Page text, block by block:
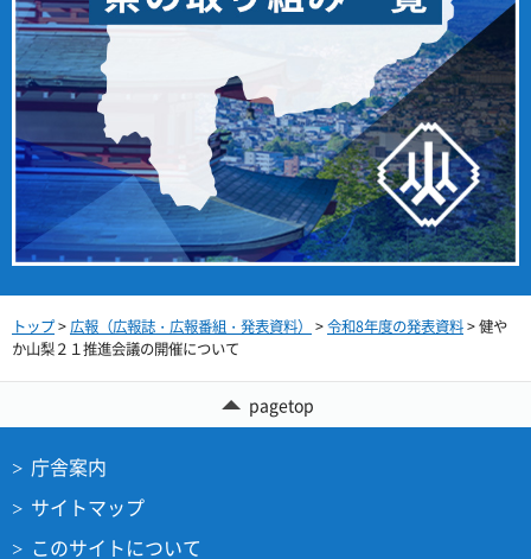
トップ>広報（広報誌・広報番組・発表資料） >令和8年度の発表資料> 健や
か山梨２１推進会議の開催について
pagetop
庁舎案内
サイトマップ
このサイトについて